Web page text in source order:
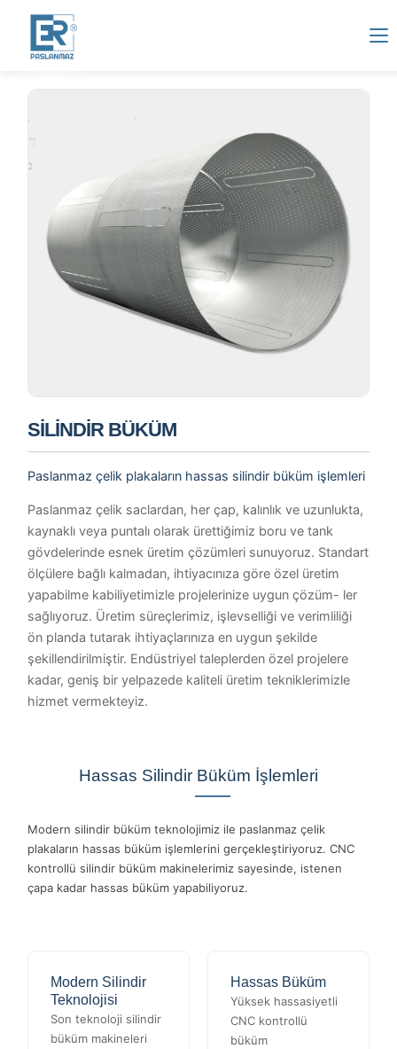
SİLİNDİR BÜKÜM
Paslanmaz çelik plakaların hassas silindir büküm işlemleri
Paslanmaz çelik saclardan, her çap, kalınlık ve uzunlukta,
kaynaklı veya puntalı olarak ürettiğimiz boru ve tank
gövdelerinde esnek üretim çözümleri sunuyoruz. Standart
ölçülere bağlı kalmadan, ihtiyacınıza göre özel üretim
yapabilme kabiliyetimizle projelerinize uygun çözüm- ler
sağlıyoruz. Üretim süreçlerimiz, işlevselliği ve verimliliği
ön planda tutarak ihtiyaçlarınıza en uygun şekilde
şekillendirilmiştir. Endüstriyel taleplerden özel projelere
kadar, geniş bir yelpazede kaliteli üretim tekniklerimizle
hizmet vermekteyiz.
Hassas Silindir Büküm İşlemleri
Modern silindir büküm teknolojimiz ile paslanmaz çelik
plakaların hassas büküm işlemlerini gerçekleştiriyoruz. CNC
kontrollü silindir büküm makinelerimiz sayesinde, istenen
çapa kadar hassas büküm yapabiliyoruz.
Modern Silindir
Teknolojisi
Son teknoloji silindir
büküm makineleri
Hassas Büküm
Yüksek hassasiyetli
CNC kontrollü
büküm